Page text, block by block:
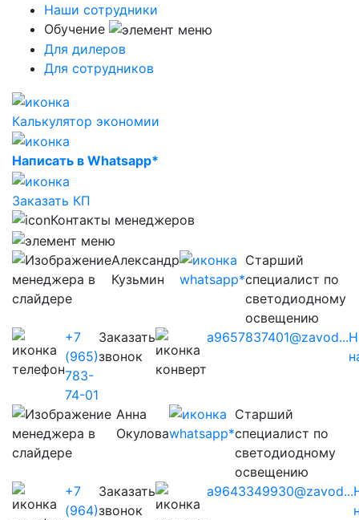
Наши сотрудники
Обучение
Для дилеров
Для сотрудников
Калькулятор экономии
Написать в Whatsapp*
Заказать КП
Контакты менеджеров
Александр
Кузьмин
Старший
специалист по
светодиодному
освещению
+7
(965)
783-
74-01
Заказать
звонок
a9657837401@zavod...
Анна
Окулова
Старший
специалист по
светодиодному
освещению
+7
(964)
Заказать
звонок
a9643349930@zavod...